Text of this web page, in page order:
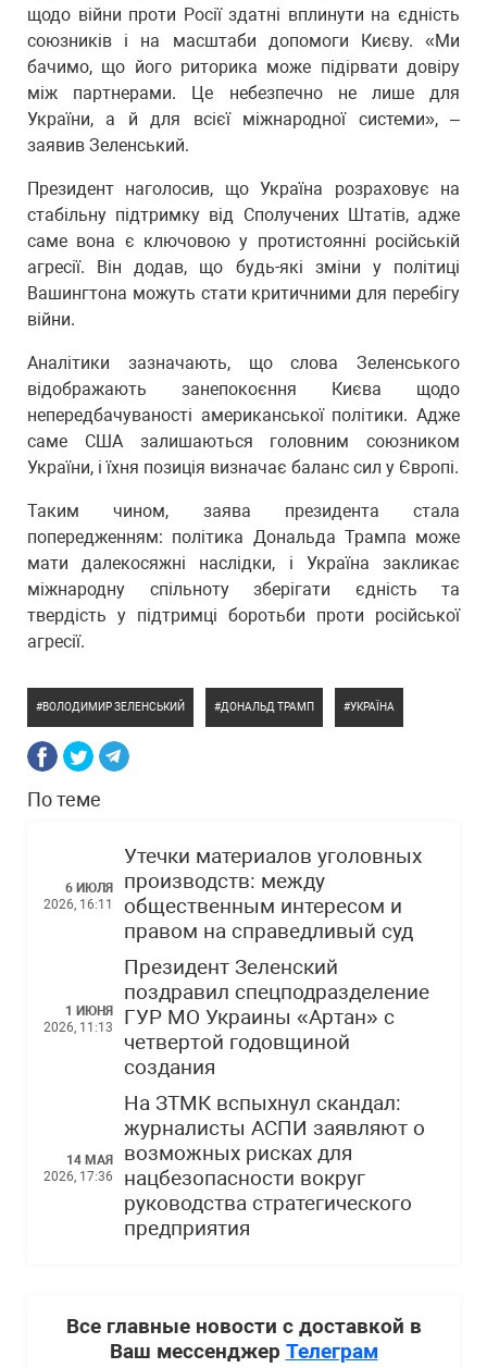
щодо війни проти Росії здатні вплинути на єдність
союзників і на масштаби допомоги Києву. «Ми
бачимо, що його риторика може підірвати довіру
між партнерами. Це небезпечно не лише для
України, а й для всієї міжнародної системи», –
заявив Зеленський.
Президент наголосив, що Україна розраховує на
стабільну підтримку від Сполучених Штатів, адже
саме вона є ключовою у протистоянні російській
агресії. Він додав, що будь-які зміни у політиці
Вашингтона можуть стати критичними для перебігу
війни.
Аналітики зазначають, що слова Зеленського
відображають занепокоєння Києва щодо
непередбачуваності американської політики. Адже
саме США залишаються головним союзником
України, і їхня позиція визначає баланс сил у Європі.
Таким чином, заява президента стала
попередженням: політика Дональда Трампа може
мати далекосяжні наслідки, і Україна закликає
міжнародну спільноту зберігати єдність та
твердість у підтримці боротьби проти російської
агресії.
ВОЛОДИМИР ЗЕЛЕНСЬКИЙ ДОНАЛЬД ТРАМП УКРАЇНА
По теме
6 ИЮЛЯ
2026, 16:11
Утечки материалов уголовных
производств: между
общественным интересом и
правом на справедливый суд
1 ИЮНЯ
2026, 11:13
Президент Зеленский
поздравил спецподразделение
ГУР МО Украины «Артан» с
четвертой годовщиной
создания
14 МАЯ
2026, 17:36
На ЗТМК вспыхнул скандал:
журналисты АСПИ заявляют о
возможных рисках для
нацбезопасности вокруг
руководства стратегического
предприятия
Все главные новости с доставкой в
Ваш мессенджер Телеграм